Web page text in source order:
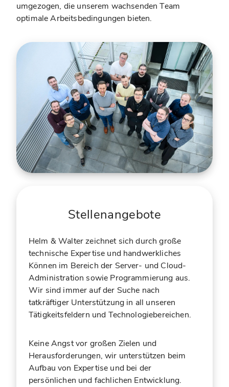
umgezogen, die unserem wachsenden Team
optimale Arbeitsbedingungen bieten.
Stellenangebote
Helm & Walter zeichnet sich durch große
technische Expertise und handwerkliches
Können im Bereich der Server- und Cloud-
Administration sowie Programmierung aus.
Wir sind immer auf der Suche nach
tatkräftiger Unterstützung in all unseren
Tätigkeitsfeldern und Technologiebereichen.
Keine Angst vor großen Zielen und
Herausforderungen, wir unterstützen beim
Aufbau von Expertise und bei der
persönlichen und fachlichen Entwicklung.